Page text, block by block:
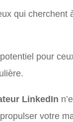
qui
pour
LinkedIn
votre